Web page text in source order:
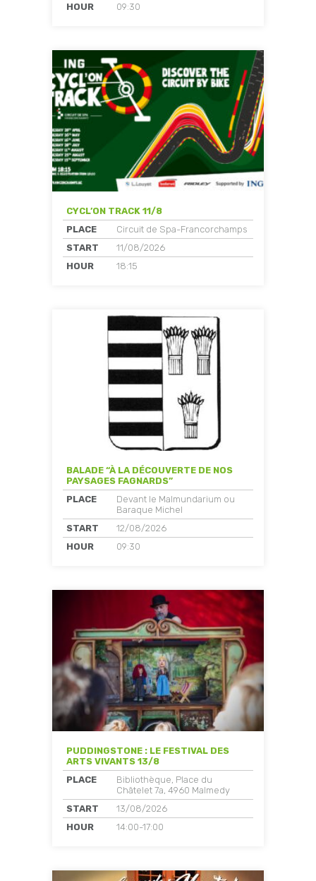
HOUR
09:30
CYCL’ON TRACK 11/8
PLACE
Circuit de Spa-Francorchamps
START
11/08/2026
HOUR
18:15
BALADE “À LA DÉCOUVERTE DE NOS
PAYSAGES FAGNARDS”
PLACE
Devant le Malmundarium ou
Baraque Michel
START
12/08/2026
HOUR
09:30
PUDDINGSTONE : LE FESTIVAL DES
ARTS VIVANTS 13/8
PLACE
Bibliothèque, Place du
Châtelet 7a, 4960 Malmedy
START
13/08/2026
HOUR
14:00-17:00